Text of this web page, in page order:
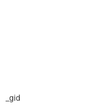
_gid